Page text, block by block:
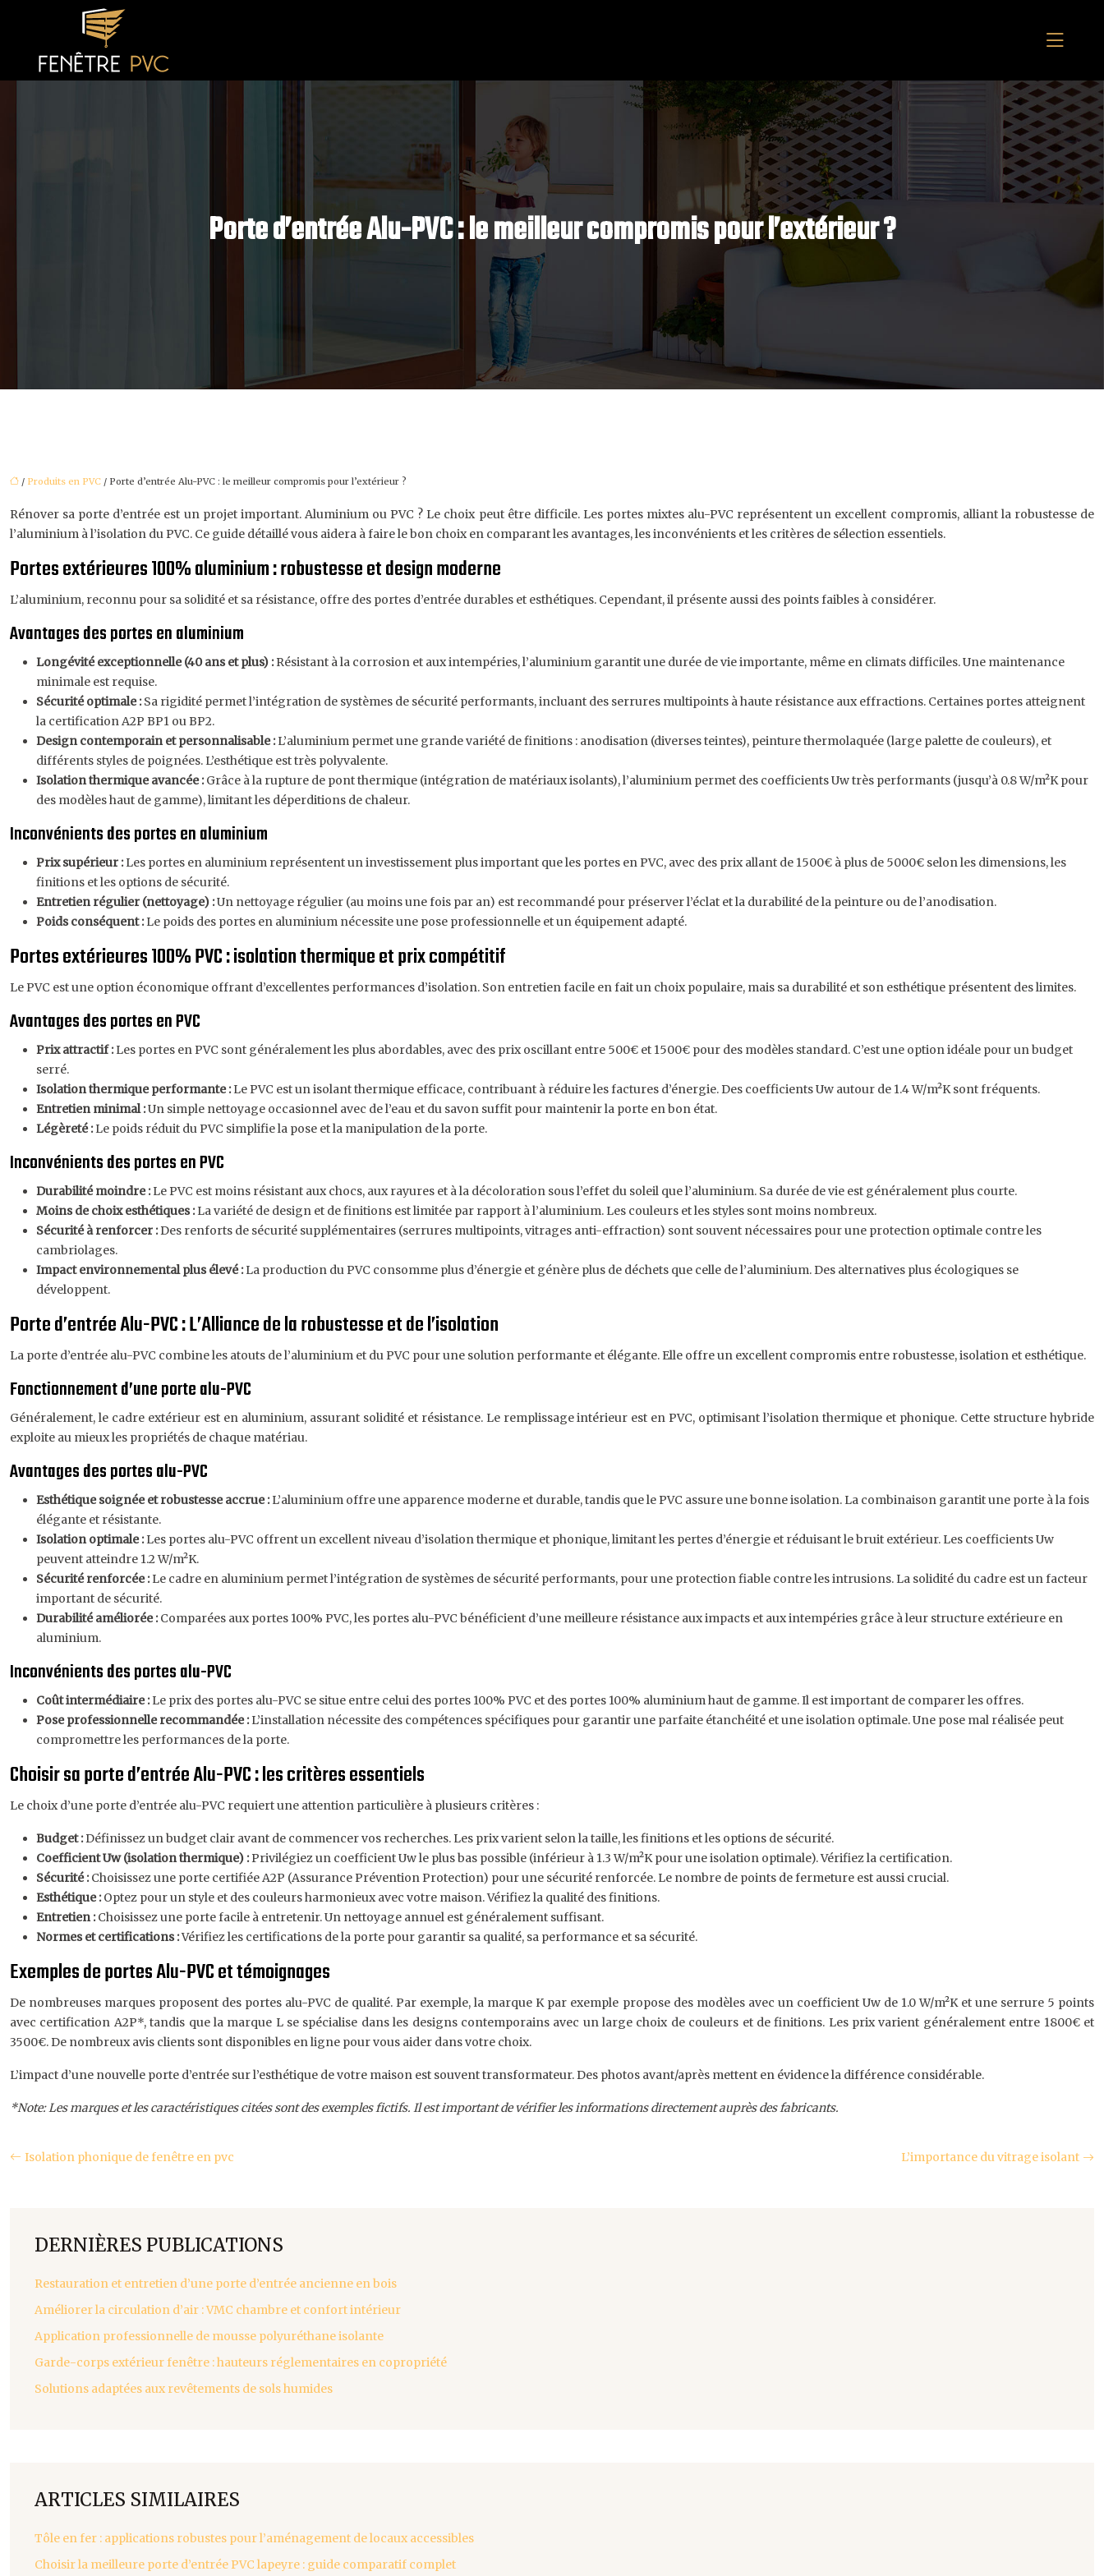
Porte d’entrée Alu-PVC : le meilleur compromis pour l’extérieur ?
/ Produits en PVC / Porte d’entrée Alu-PVC : le meilleur compromis pour l’extérieur ?
Rénover sa porte d’entrée est un projet important. Aluminium ou PVC ? Le choix peut être difficile. Les portes mixtes alu-PVC représentent un excellent compromis, alliant la robustesse de
l’aluminium à l’isolation du PVC. Ce guide détaillé vous aidera à faire le bon choix en comparant les avantages, les inconvénients et les critères de sélection essentiels.
Portes extérieures 100% aluminium : robustesse et design moderne
L’aluminium, reconnu pour sa solidité et sa résistance, offre des portes d’entrée durables et esthétiques. Cependant, il présente aussi des points faibles à considérer.
Avantages des portes en aluminium
Longévité exceptionnelle (40 ans et plus) :Résistant à la corrosion et aux intempéries, l’aluminium garantit une durée de vie importante, même en climats difficiles. Une maintenance
minimale est requise.
Sécurité optimale :Sa rigidité permet l’intégration de systèmes de sécurité performants, incluant des serrures multipoints à haute résistance aux effractions. Certaines portes atteignent
la certification A2P BP1 ou BP2.
Design contemporain et personnalisable :L’aluminium permet une grande variété de finitions : anodisation (diverses teintes), peinture thermolaquée (large palette de couleurs), et
différents styles de poignées. L’esthétique est très polyvalente.
Isolation thermique avancée :Grâce à la rupture de pont thermique (intégration de matériaux isolants), l’aluminium permet des coefficients Uw très performants (jusqu’à 0.8 W/m²K pour
des modèles haut de gamme), limitant les déperditions de chaleur.
Inconvénients des portes en aluminium
Prix supérieur :Les portes en aluminium représentent un investissement plus important que les portes en PVC, avec des prix allant de 1500€ à plus de 5000€ selon les dimensions, les
finitions et les options de sécurité.
Entretien régulier (nettoyage) :Un nettoyage régulier (au moins une fois par an) est recommandé pour préserver l’éclat et la durabilité de la peinture ou de l’anodisation.
Poids conséquent :Le poids des portes en aluminium nécessite une pose professionnelle et un équipement adapté.
Portes extérieures 100% PVC : isolation thermique et prix compétitif
Le PVC est une option économique offrant d’excellentes performances d’isolation. Son entretien facile en fait un choix populaire, mais sa durabilité et son esthétique présentent des limites.
Avantages des portes en PVC
Prix attractif :Les portes en PVC sont généralement les plus abordables, avec des prix oscillant entre 500€ et 1500€ pour des modèles standard. C’est une option idéale pour un budget
serré.
Isolation thermique performante :Le PVC est un isolant thermique efficace, contribuant à réduire les factures d’énergie. Des coefficients Uw autour de 1.4 W/m²K sont fréquents.
Entretien minimal :Un simple nettoyage occasionnel avec de l’eau et du savon suffit pour maintenir la porte en bon état.
Légèreté :Le poids réduit du PVC simplifie la pose et la manipulation de la porte.
Inconvénients des portes en PVC
Durabilité moindre :Le PVC est moins résistant aux chocs, aux rayures et à la décoloration sous l’effet du soleil que l’aluminium. Sa durée de vie est généralement plus courte.
Moins de choix esthétiques :La variété de design et de finitions est limitée par rapport à l’aluminium. Les couleurs et les styles sont moins nombreux.
Sécurité à renforcer :Des renforts de sécurité supplémentaires (serrures multipoints, vitrages anti-effraction) sont souvent nécessaires pour une protection optimale contre les
cambriolages.
Impact environnemental plus élevé :La production du PVC consomme plus d’énergie et génère plus de déchets que celle de l’aluminium. Des alternatives plus écologiques se
développent.
Porte d’entrée Alu-PVC : L’Alliance de la robustesse et de l’isolation
La porte d’entrée alu-PVC combine les atouts de l’aluminium et du PVC pour une solution performante et élégante. Elle offre un excellent compromis entre robustesse, isolation et esthétique.
Fonctionnement d’une porte alu-PVC
Généralement, le cadre extérieur est en aluminium, assurant solidité et résistance. Le remplissage intérieur est en PVC, optimisant l’isolation thermique et phonique. Cette structure hybride
exploite au mieux les propriétés de chaque matériau.
Avantages des portes alu-PVC
Esthétique soignée et robustesse accrue :L’aluminium offre une apparence moderne et durable, tandis que le PVC assure une bonne isolation. La combinaison garantit une porte à la fois
élégante et résistante.
Isolation optimale :Les portes alu-PVC offrent un excellent niveau d’isolation thermique et phonique, limitant les pertes d’énergie et réduisant le bruit extérieur. Les coefficients Uw
peuvent atteindre 1.2 W/m²K.
Sécurité renforcée :Le cadre en aluminium permet l’intégration de systèmes de sécurité performants, pour une protection fiable contre les intrusions. La solidité du cadre est un facteur
important de sécurité.
Durabilité améliorée :Comparées aux portes 100% PVC, les portes alu-PVC bénéficient d’une meilleure résistance aux impacts et aux intempéries grâce à leur structure extérieure en
aluminium.
Inconvénients des portes alu-PVC
Coût intermédiaire :Le prix des portes alu-PVC se situe entre celui des portes 100% PVC et des portes 100% aluminium haut de gamme. Il est important de comparer les offres.
Pose professionnelle recommandée :L’installation nécessite des compétences spécifiques pour garantir une parfaite étanchéité et une isolation optimale. Une pose mal réalisée peut
compromettre les performances de la porte.
Choisir sa porte d’entrée Alu-PVC : les critères essentiels
Le choix d’une porte d’entrée alu-PVC requiert une attention particulière à plusieurs critères :
Budget :Définissez un budget clair avant de commencer vos recherches. Les prix varient selon la taille, les finitions et les options de sécurité.
Coefficient Uw (isolation thermique) :Privilégiez un coefficient Uw le plus bas possible (inférieur à 1.3 W/m²K pour une isolation optimale). Vérifiez la certification.
Sécurité :Choisissez une porte certifiée A2P (Assurance Prévention Protection) pour une sécurité renforcée. Le nombre de points de fermeture est aussi crucial.
Esthétique :Optez pour un style et des couleurs harmonieux avec votre maison. Vérifiez la qualité des finitions.
Entretien :Choisissez une porte facile à entretenir. Un nettoyage annuel est généralement suffisant.
Normes et certifications :Vérifiez les certifications de la porte pour garantir sa qualité, sa performance et sa sécurité.
Exemples de portes Alu-PVC et témoignages
De nombreuses marques proposent des portes alu-PVC de qualité. Par exemple, la marque K par exemple propose des modèles avec un coefficient Uw de 1.0 W/m²K et une serrure 5 points
avec certification A2P*, tandis que la marque L se spécialise dans les designs contemporains avec un large choix de couleurs et de finitions. Les prix varient généralement entre 1800€ et
3500€. De nombreux avis clients sont disponibles en ligne pour vous aider dans votre choix.
L’impact d’une nouvelle porte d’entrée sur l’esthétique de votre maison est souvent transformateur. Des photos avant/après mettent en évidence la différence considérable.
*Note: Les marques et les caractéristiques citées sont des exemples fictifs. Il est important de vérifier les informations directement auprès des fabricants.
Isolation phonique de fenêtre en pvc L’importance du vitrage isolant
DERNIÈRES PUBLICATIONS
Restauration et entretien d’une porte d’entrée ancienne en bois
Améliorer la circulation d’air : VMC chambre et confort intérieur
Application professionnelle de mousse polyuréthane isolante
Garde-corps extérieur fenêtre : hauteurs réglementaires en copropriété
Solutions adaptées aux revêtements de sols humides
ARTICLES SIMILAIRES
Tôle en fer : applications robustes pour l’aménagement de locaux accessibles
Choisir la meilleure porte d’entrée PVC lapeyre : guide comparatif complet